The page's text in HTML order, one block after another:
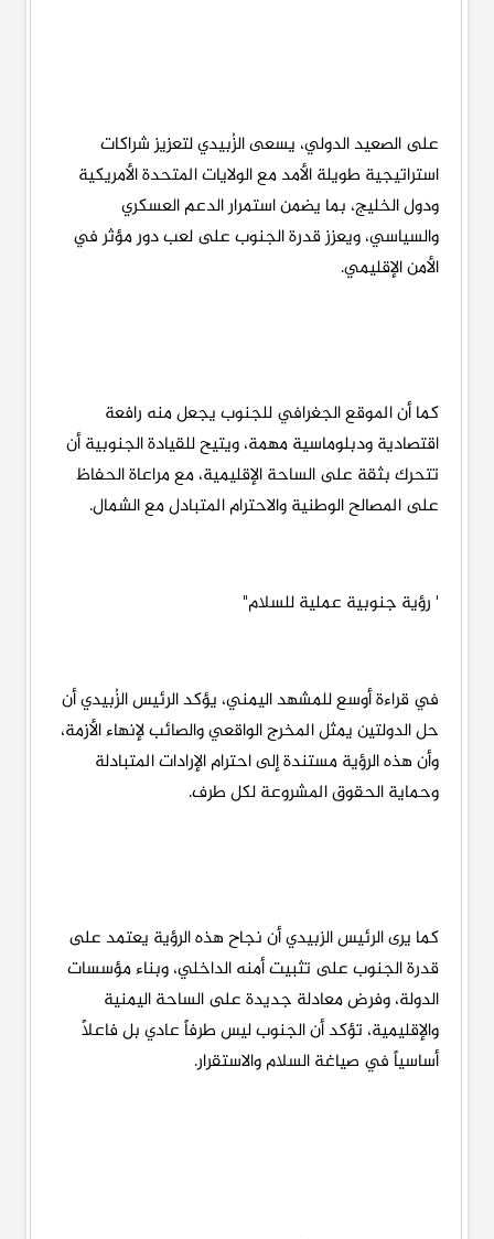
على الصعيد الدولي، يسعى الزُبيدي لتعزيز شراكات
استراتيجية طويلة الأمد مع الولايات المتحدة الأمريكية
ودول الخليج، بما يضمن استمرار الدعم العسكري
والسياسي، ويعزز قدرة الجنوب على لعب دور مؤثر في
الأمن الإقليمي.
كما أن الموقع الجغرافي للجنوب يجعل منه رافعة
اقتصادية ودبلوماسية مهمة، ويتيح للقيادة الجنوبية أن
تتحرك بثقة على الساحة الإقليمية، مع مراعاة الحفاظ
على المصالح الوطنية والاحترام المتبادل مع الشمال.
' رؤية جنوبية عملية للسلام"
في قراءة أوسع للمشهد اليمني، يؤكد الرئيس الزُبيدي أن
حل الدولتين يمثل المخرج الواقعي والصائب لإنهاء الأزمة،
وأن هذه الرؤية مستندة إلى احترام الإرادات المتبادلة
وحماية الحقوق المشروعة لكل طرف.
كما يرى الرئيس الزبيدي أن نجاح هذه الرؤية يعتمد على
قدرة الجنوب على تثبيت أمنه الداخلي، وبناء مؤسسات
الدولة، وفرض معادلة جديدة على الساحة اليمنية
والإقليمية، تؤكد أن الجنوب ليس طرفاً عادي بل فاعلاً
أساسياً في صياغة السلام والاستقرار.